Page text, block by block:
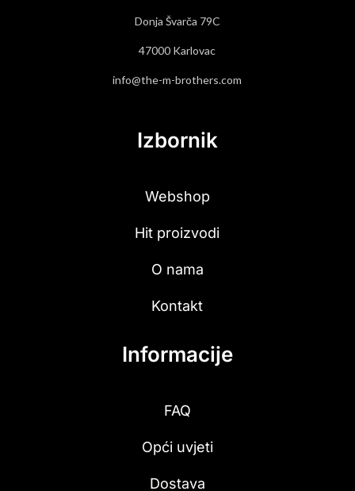
Donja Švarča 79C
47000 Karlovac
info@the-m-brothers.com
Izbornik
Webshop
Hit proizvodi
O nama
Kontakt
Informacije
FAQ
Opći uvjeti
Dostava